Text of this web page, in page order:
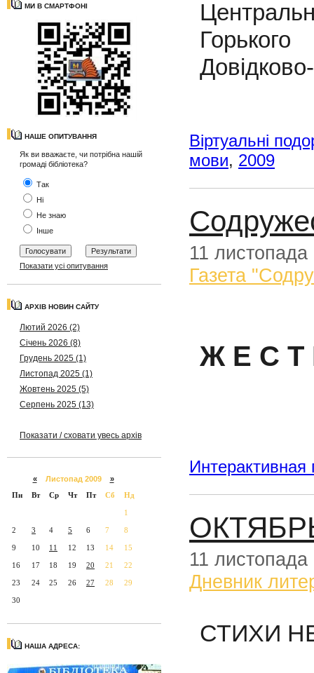
МИ В СМАРТФОНІ
НАШЕ ОПИТУВАННЯ
Як ви вважаєте, чи потрібна нашій
громаді бібліотека?
Так
Ні
Не знаю
Інше
Показати усі опитування
АРХІВ НОВИН САЙТУ
Лютий 2026 (2)
Січень 2026 (8)
Грудень 2025 (1)
Листопад 2025 (1)
Жовтень 2025 (5)
Серпень 2025 (13)
Показати / сховати увесь архів
«Листопад 2009 »
Пн
Вт Ср Чт Пт Сб Нд
1
2 3 4 5 6 7 8
9 10 11 12 13 14 15
16 17 18 19 20 21 22
23 24 25 26 27 28 29
30
НАША АДРЕСА:
Горького
Віртуальні
мови, 2009
11 листопада
Газета
Ж Е С Т
Интерактивная
11 листопада
Дневник
СТИХИ